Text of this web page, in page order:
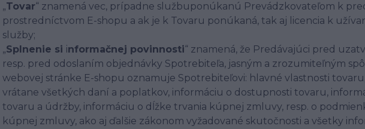
„Tovar“ znamená vec, prípadne službuponúkanú Prevádzkovateľom k
prostredníctvom E-shopu a ak je k Tovaru ponúkaná, tak aj licencia k
služby;
„Splnenie si informačnej povinnosti“ znamená, že Predávajúci pred
resp. pred odoslaním objednávky Spotrebiteľa, jasným a zrozumiteľným
webovej stránke E-shopu oznamuje Spotrebiteľovi: hlavné vlastnosti
vrátane všetkých daní a poplatkov, informáciu o dostupnosti tovaru,
tovaru a údržby, informáciu o dĺžke trvania kúpnej zmluvy, resp. o
kúpnej zmluvy, ako aj ďalšie zákonom vyžadované skutočnosti a všetky